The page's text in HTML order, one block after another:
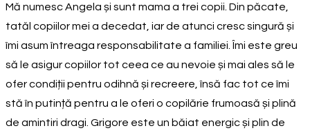
Mă numesc Angela și sunt mama a trei copii. Din păcate,
tatăl copiilor mei a decedat, iar de atunci cresc singură și
îmi asum întreaga responsabilitate a familiei. Îmi este greu
să le asigur copiilor tot ceea ce au nevoie și mai ales să le
ofer condiții pentru odihnă și recreere, însă fac tot ce îmi
stă în putință pentru a le oferi o copilărie frumoasă și plină
de amintiri dragi. Grigore este un băiat energic și plin de